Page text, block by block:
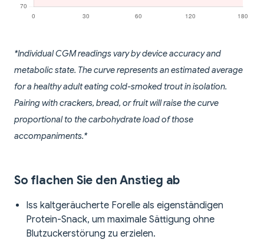
*Individual CGM readings vary by device accuracy and
metabolic state. The curve represents an estimated average
for a healthy adult eating cold-smoked trout in isolation.
Pairing with crackers, bread, or fruit will raise the curve
proportional to the carbohydrate load of those
accompaniments.*
So flachen Sie den Anstieg ab
Iss kaltgeräucherte Forelle als eigenständigen
Protein-Snack, um maximale Sättigung ohne
Blutzuckerstörung zu erzielen.